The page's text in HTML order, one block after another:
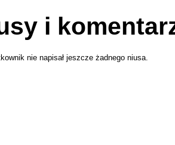
i
nie napisał jeszcze żadnego niusa.